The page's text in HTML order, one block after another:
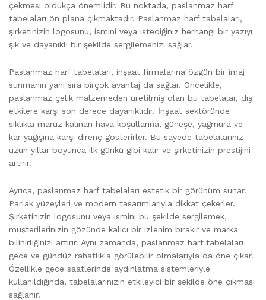
çekmesi oldukça önemlidir. Bu noktada, paslanmaz harf
tabelaları ön plana çıkmaktadır. Paslanmaz harf tabelaları,
şirketinizin logosunu, ismini veya istediğiniz herhangi bir yazıyı
şık ve dayanıklı bir şekilde sergilemenizi sağlar.
Paslanmaz harf tabelaları, inşaat firmalarına özgün bir imaj
sunmanın yanı sıra birçok avantaj da sağlar. Öncelikle,
paslanmaz çelik malzemeden üretilmiş olan bu tabelalar, dış
etkilere karşı son derece dayanıklıdır. İnşaat sektöründe
sıklıkla maruz kalınan hava koşullarına, güneşe, yağmura ve
kar yağışına karşı direnç gösterirler. Bu sayede tabelalarınız
uzun yıllar boyunca ilk günkü gibi kalır ve şirketinizin prestijini
artırır.
Ayrıca, paslanmaz harf tabelaları estetik bir görünüm sunar.
Parlak yüzeyleri ve modern tasarımlarıyla dikkat çekerler.
Şirketinizin logosunu veya ismini bu şekilde sergilemek,
müşterilerinizin gözünde kalıcı bir izlenim bırakır ve marka
bilinirliğinizi artırır. Aynı zamanda, paslanmaz harf tabelaları
gece ve gündüz rahatlıkla görülebilir olmalarıyla da öne çıkar.
Özellikle gece saatlerinde aydınlatma sistemleriyle
kullanıldığında, tabelalarınızın etkileyici bir şekilde öne çıkması
sağlanır.